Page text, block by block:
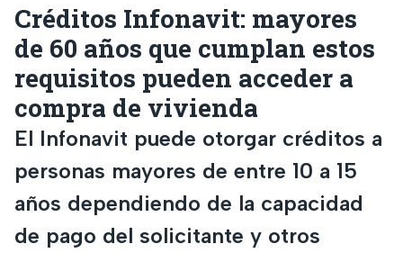
Créditos Infonavit: mayores
de 60 años que cumplan estos
requisitos pueden acceder a
compra de vivienda
El Infonavit puede otorgar créditos a
personas mayores de entre 10 a 15
años dependiendo de la capacidad
de pago del solicitante y otros